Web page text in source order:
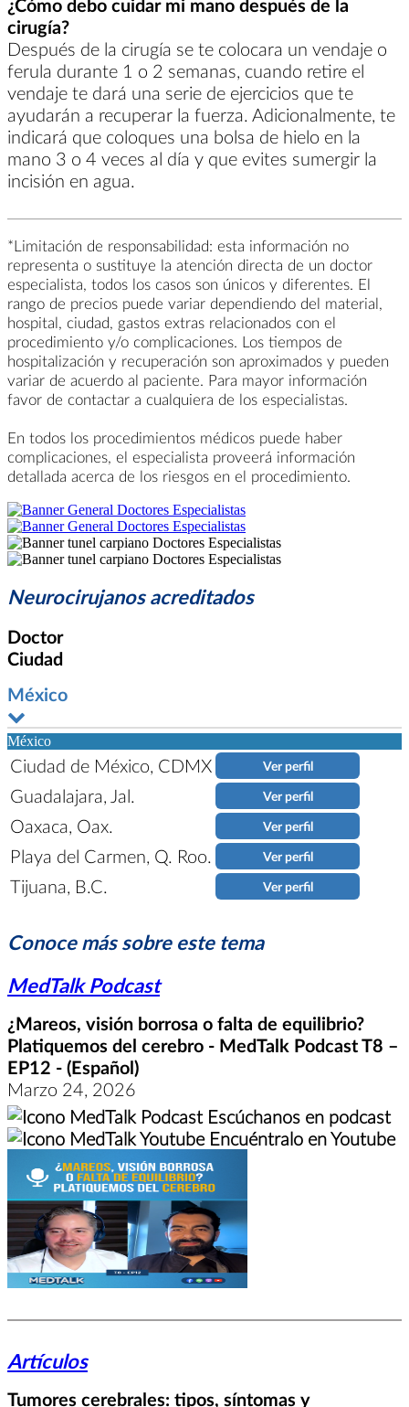
cirugía?
Después de la cirugía se te colocara un vendaje o
ferula durante 1 o 2 semanas, cuando retire el
vendaje te dará una serie de ejercicios que te
ayudarán a recuperar la fuerza. Adicionalmente, te
indicará que coloques una bolsa de hielo en la
mano 3 o 4 veces al día y que evites sumergir la
incisión en agua.
*Limitación de responsabilidad: esta información no
representa o sustituye la atención directa de un doctor
especialista, todos los casos son únicos y diferentes. El
rango de precios puede variar dependiendo del material,
hospital, ciudad, gastos extras relacionados con el
procedimiento y/o complicaciones. Los tiempos de
hospitalización y recuperación son aproximados y pueden
variar de acuerdo al paciente. Para mayor información
favor de contactar a cualquiera de los especialistas.
En todos los procedimientos médicos puede haber
complicaciones, el especialista proveerá información
detallada acerca de los riesgos en el procedimiento.
Neurocirujanos acreditados
Doctor
Ciudad
México
México
Ciudad de México, CDMX Ver perfil
Guadalajara, Jal. Ver perfil
Oaxaca, Oax. Ver perfil
Playa del Carmen, Q. Roo. Ver perfil
Tijuana, B.C. Ver perfil
Conoce más sobre este tema
MedTalk Podcast
¿Mareos, visión borrosa o falta de equilibrio?
Platiquemos del cerebro - MedTalk Podcast T8 –
EP12 - (Español)
Marzo 24, 2026
Escúchanos en podcast
Encuéntralo en Youtube
Artículos
Tumores cerebrales: tipos, síntomas y